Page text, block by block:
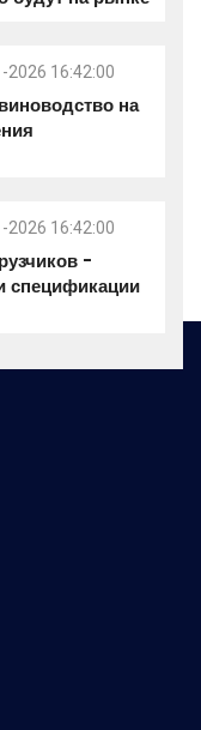
2026 16:42:00
на
2026 16:42:00
-
спецификации